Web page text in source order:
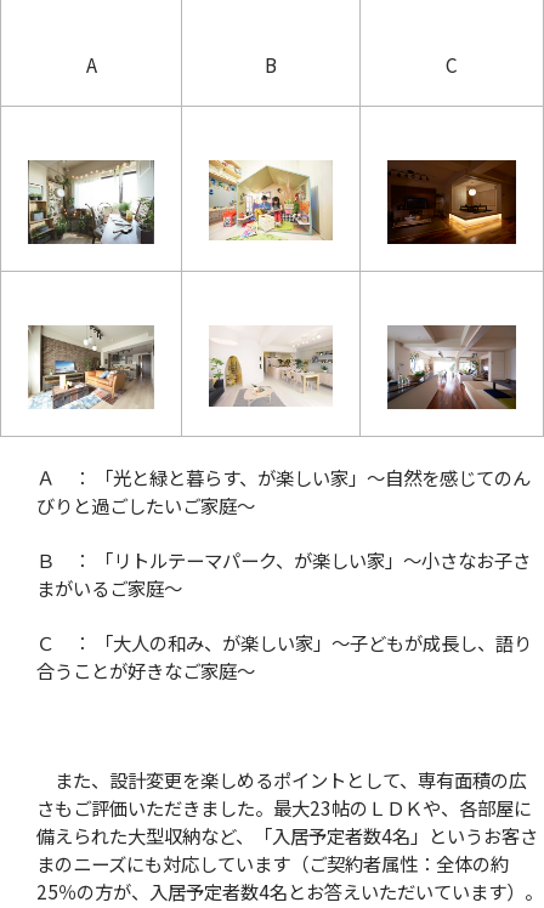
A B C
Ａ ： 「光と緑と暮らす、が楽しい家」 〜自然を感じてのん
びりと過ごしたいご家庭〜
Ｂ ： 「リトルテーマパーク、が楽しい家」 〜小さなお子さ
まがいるご家庭〜
Ｃ ： 「大人の和み、が楽しい家」 〜子どもが成長し、語り
合うことが好きなご家庭〜
また、設計変更を楽しめるポイントとして、専有面積の広
さもご評価いただきました。最大23帖のＬＤＫや、各部屋に
備えられた大型収納など、「入居予定者数4名」というお客さ
まのニーズにも対応しています（ご契約者属性：全体の約
25％の方が、入居予定者数4名とお答えいただいています）。